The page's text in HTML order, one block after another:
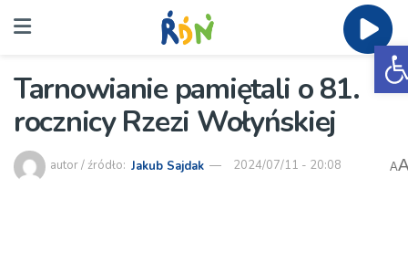
Tarnowianie pamiętali o 81.
rocznicy Rzezi Wołyńskiej
autor / źródło: Jakub Sajdak 2024/07/11 - 20:08 A